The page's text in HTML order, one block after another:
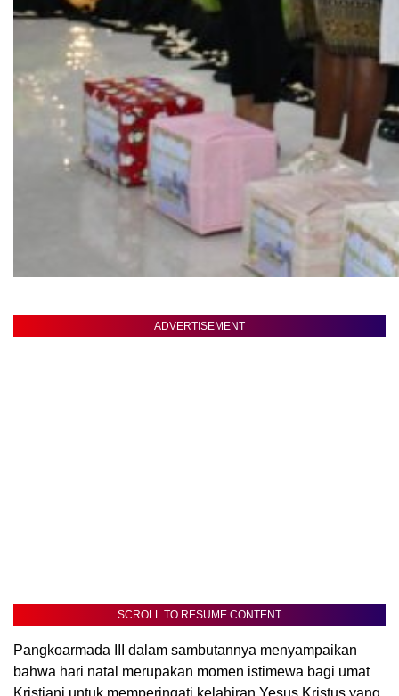
ADVERTISEMENT
SCROLL TO RESUME CONTENT
Pangkoarmada III dalam sambutannya menyampaikan
bahwa hari natal merupakan momen istimewa bagi umat
Kristiani untuk memperingati kelahiran Yesus Kristus yang